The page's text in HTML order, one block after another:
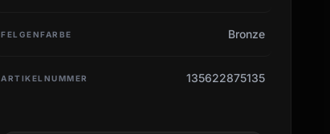
FELGENFARBE Bronze
ARTIKELNUMMER 135622875135